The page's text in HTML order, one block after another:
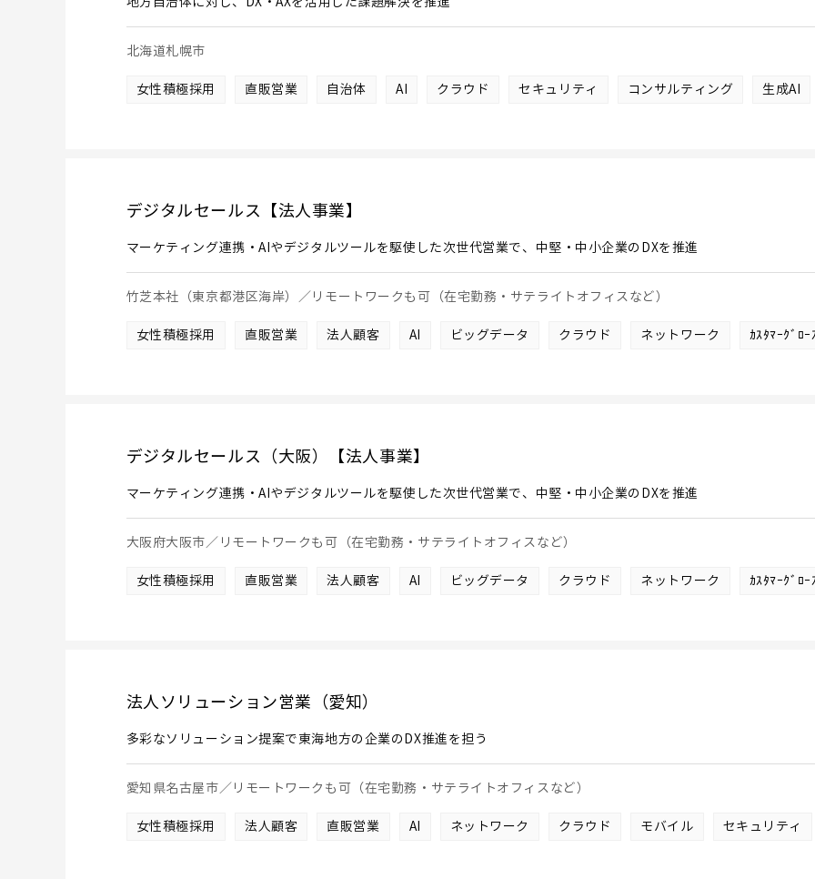
北海道札幌市
女性積極採用 直販営業 自治体 AI クラウド セキュリティ コンサルティング 生成AI
デジタルセールス【法人事業】
マーケティング連携・AIやデジタルツールを駆使した次世代営業で、中堅・中小企業のDXを推進
竹芝本社（東京都港区海岸）／リモートワークも可（在宅勤務・サテライトオフィスなど）
女性積極採用 直販営業 法人顧客 AI ビッグデータ クラウド ネットワーク ｶｽﾀﾏｰｸﾞﾛｰ
デジタルセールス（大阪）【法人事業】
マーケティング連携・AIやデジタルツールを駆使した次世代営業で、中堅・中小企業のDXを推進
大阪府大阪市／リモートワークも可（在宅勤務・サテライトオフィスなど）
女性積極採用 直販営業 法人顧客 AI ビッグデータ クラウド ネットワーク ｶｽﾀﾏｰｸﾞﾛｰ
法人ソリューション営業（愛知）
多彩なソリューション提案で東海地方の企業のDX推進を担う
愛知県名古屋市／リモートワークも可（在宅勤務・サテライトオフィスなど）
女性積極採用 法人顧客 直販営業 AI ネットワーク クラウド モバイル セキュリティ